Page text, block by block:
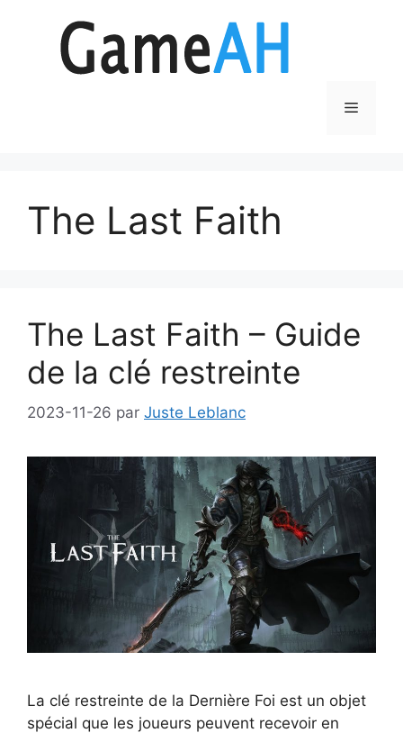
Menu
The Last Faith
The Last Faith – Guide
de la clé restreinte
2023-11-26 par Juste Leblanc
La clé restreinte de la Dernière Foi est un objet
spécial que les joueurs peuvent recevoir en